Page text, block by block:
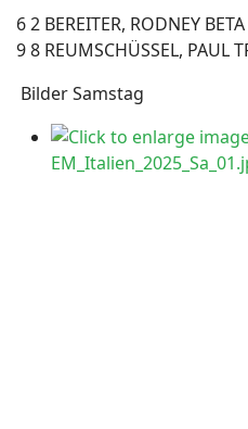
6 2 BEREITER, RODNEY
9 8 REUMSCHÜSSEL, PAUL
Bilder Samstag